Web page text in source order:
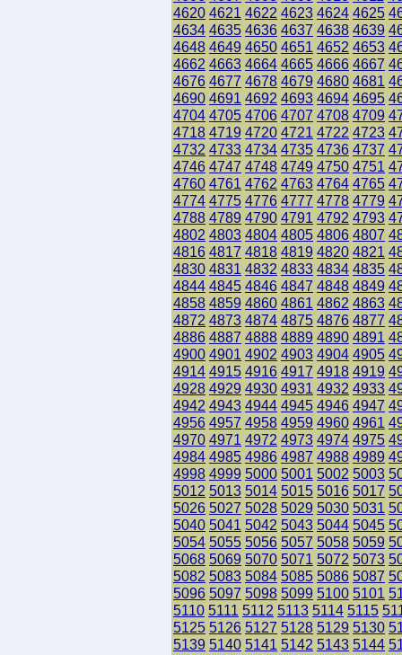
4620 4621 4622 4623 4624 4625
4634 4635 4636 4637 4638 4639
4648 4649 4650 4651 4652 4653
4662 4663 4664 4665 4666 4667
4676 4677 4678 4679 4680 4681
4690 4691 4692 4693 4694 4695
4704 4705 4706 4707 4708 4709
4718 4719 4720 4721 4722 4723
4732 4733 4734 4735 4736 4737
4746 4747 4748 4749 4750 4751
4760 4761 4762 4763 4764 4765
4774 4775 4776 4777 4778 4779
4788 4789 4790 4791 4792 4793
4802 4803 4804 4805 4806 4807
4816 4817 4818 4819 4820 4821
4830 4831 4832 4833 4834 4835
4844 4845 4846 4847 4848 4849
4858 4859 4860 4861 4862 4863
4872 4873 4874 4875 4876 4877
4886 4887 4888 4889 4890 4891
4900 4901 4902 4903 4904 4905
4914 4915 4916 4917 4918 4919
4928 4929 4930 4931 4932 4933
4942 4943 4944 4945 4946 4947
4956 4957 4958 4959 4960 4961
4970 4971 4972 4973 4974 4975
4984 4985 4986 4987 4988 4989
4998 4999 5000 5001 5002 5003
5012 5013 5014 5015 5016 5017
5026 5027 5028 5029 5030 5031
5040 5041 5042 5043 5044 5045
5054 5055 5056 5057 5058 5059
5068 5069 5070 5071 5072 5073
5082 5083 5084 5085 5086 5087
5096 5097 5098 5099 5100 5101
5110 5111 5112 5113 5114 5115
5125 5126 5127 5128 5129 5130
5139 5140 5141 5142 5143 5144